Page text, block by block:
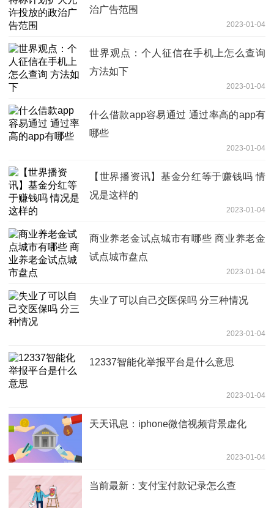
治广告范围
2023-01-04
世界观点：个人征信在手机上怎么查询
方法如下
2023-01-04
什么借款app容易通过 通过率高的app有
哪些
2023-01-04
【世界播资讯】基金分红等于赚钱吗 情
况是这样的
2023-01-04
商业养老金试点城市有哪些 商业养老金
试点城市盘点
2023-01-04
失业了可以自己交医保吗 分三种情况
2023-01-04
12337智能化举报平台是什么意思
2023-01-04
天天讯息：iphone微信视频背景虚化
2023-01-04
当前最新：支付宝付款记录怎么查